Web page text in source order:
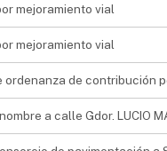
mejoramiento vial
mejoramiento vial
ordenanza de contribución
a calle Gdor. LUCIO